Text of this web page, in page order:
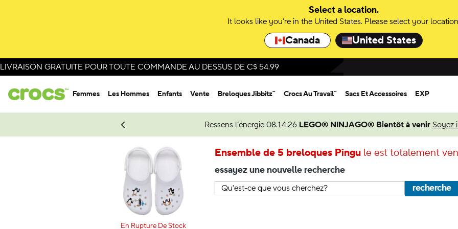
Select a location.
It looks like you're in the United States. Please select your
Canada United States
LIVRAISON GRATUITE POUR TOUTE COMMANDE AU DESSUS DE C$ 54.99
Femmes Les Hommes Enfants Vente Breloques Jibbitz™ Crocs Au Travail™ Sacs Et Accessoires EXP
Ressens l’énergie 08.14.26 LEGO® NINJAGO® Bientôt à venir Soyez
Magasinez Spider-Man
Ensemble de 5 breloques Pingule est totalement
En Rupture De Stock
essayez une nouvelle recherche
recherche